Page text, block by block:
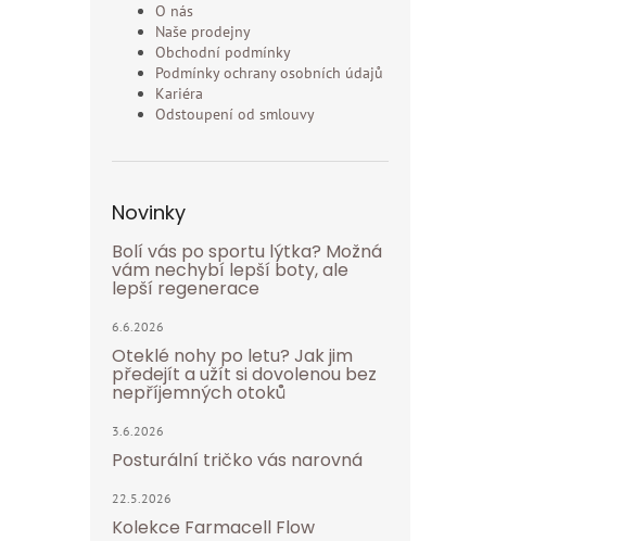
O nás
Naše prodejny
Obchodní podmínky
Podmínky ochrany osobních údajů
Kariéra
Odstoupení od smlouvy
Novinky
Bolí vás po sportu lýtka? Možná
vám nechybí lepší boty, ale
lepší regenerace
6.6.2026
Oteklé nohy po letu? Jak jim
předejít a užít si dovolenou bez
nepříjemných otoků
3.6.2026
Posturální tričko vás narovná
22.5.2026
Kolekce Farmacell Flow